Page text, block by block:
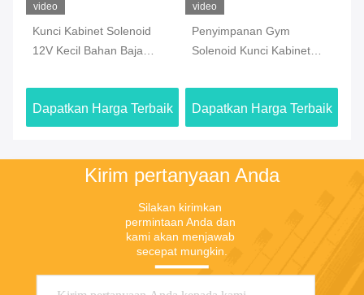
video
Kunci Kabinet Solenoid
12V Kecil Bahan Baja
Dapatkan Harga Terbaik
video
Penyimpanan Gym
Solenoid Kunci Kabinet
Tegangan 12V DC
Dapatkan Harga Terbaik
Kirim pertanyaan Anda
Silakan kirimkan
permintaan Anda dan
kami akan menjawab
secepat mungkin.